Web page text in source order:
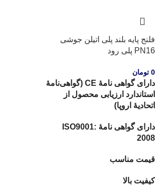
فلنج پایه بلند پلی اتیلن جوشی
PN16 پلی رود
0 تومان
دارای گواهی نامۀ CE (گواهی‌نامۀ
استاندارد ارزیابی محصول از
اتحادیۀ اروپا)
دارای گواهی نامۀ ISO9001:
2008
قیمت مناسب
کیفیت بالا